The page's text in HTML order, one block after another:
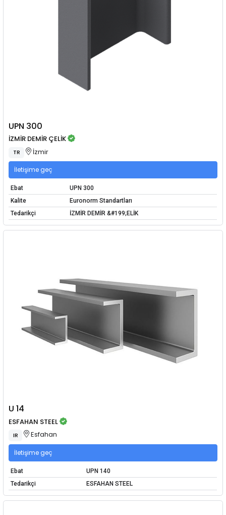
UPN 300
İZMİR DEMİR ÇELİK
TR İzmir
İletişime geç
Ebat
UPN 300
Kalite
Euronorm Standartları
Tedarikçi
İZMİR DEMİR &#199;ELİK
U 14
ESFAHAN STEEL
IR Esfahan
İletişime geç
Ebat
UPN 140
Tedarikçi
ESFAHAN STEEL